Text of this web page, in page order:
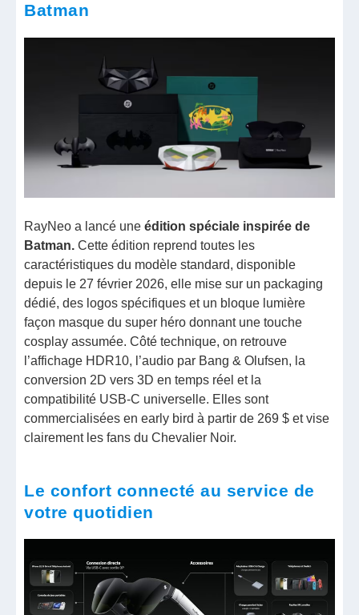
Batman
RayNeo a lancé une édition spéciale inspirée de
Batman.Cette édition reprend toutes les
caractéristiques du modèle standard, disponible
depuis le 27 février 2026, elle mise sur un packaging
dédié, des logos spécifiques et un bloque lumière
façon masque du super héro donnant une touche
cosplay assumée. Côté technique, on retrouve
l’affichage HDR10, l’audio par Bang & Olufsen, la
conversion 2D vers 3D en temps réel et la
compatibilité USB-C universelle. Elles sont
commercialisées en early bird à partir de 269 $ et vise
clairement les fans du Chevalier Noir.
Le confort connecté au service de
votre quotidien